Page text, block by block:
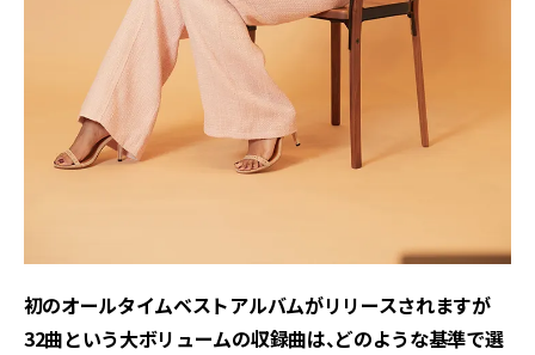
――初のオールタイムベストアルバムがリリースされますが
32曲という大ボリュームの収録曲は、どのような基準で選